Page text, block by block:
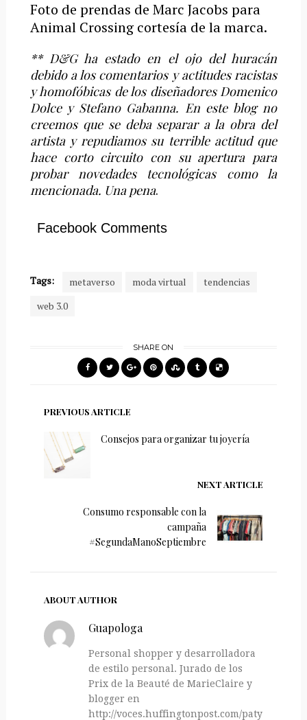
Foto de prendas de Marc Jacobs para
Animal Crossing cortesía de la marca.
** D&G ha estado en el ojo del huracán
debido a los comentarios y actitudes racistas
y homofóbicas de los diseñadores Domenico
Dolce y Stefano Gabanna. En este blog no
creemos que se deba separar a la obra del
artista y repudiamos su terrible actitud que
hace corto circuito con su apertura para
probar novedades tecnológicas como la
mencionada. Una pena.
Facebook Comments
Tags: metaverso moda virtual
tendencias
web 3.0
SHARE ON
PREVIOUS ARTICLE
Consejos para organizar tu joyería
NEXT ARTICLE
Consumo responsable con la
campaña
#SegundaManoSeptiembre
ABOUT AUTHOR
Guapologa
Personal shopper y desarrolladora
de estilo personal. Jurado de los
Prix de la Beauté de MarieClaire y
blogger en
http://voces.huffingtonpost.com/paty-